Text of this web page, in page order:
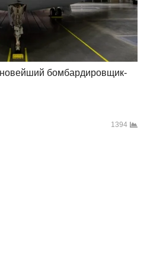
новейший бомбардировщик-
1394